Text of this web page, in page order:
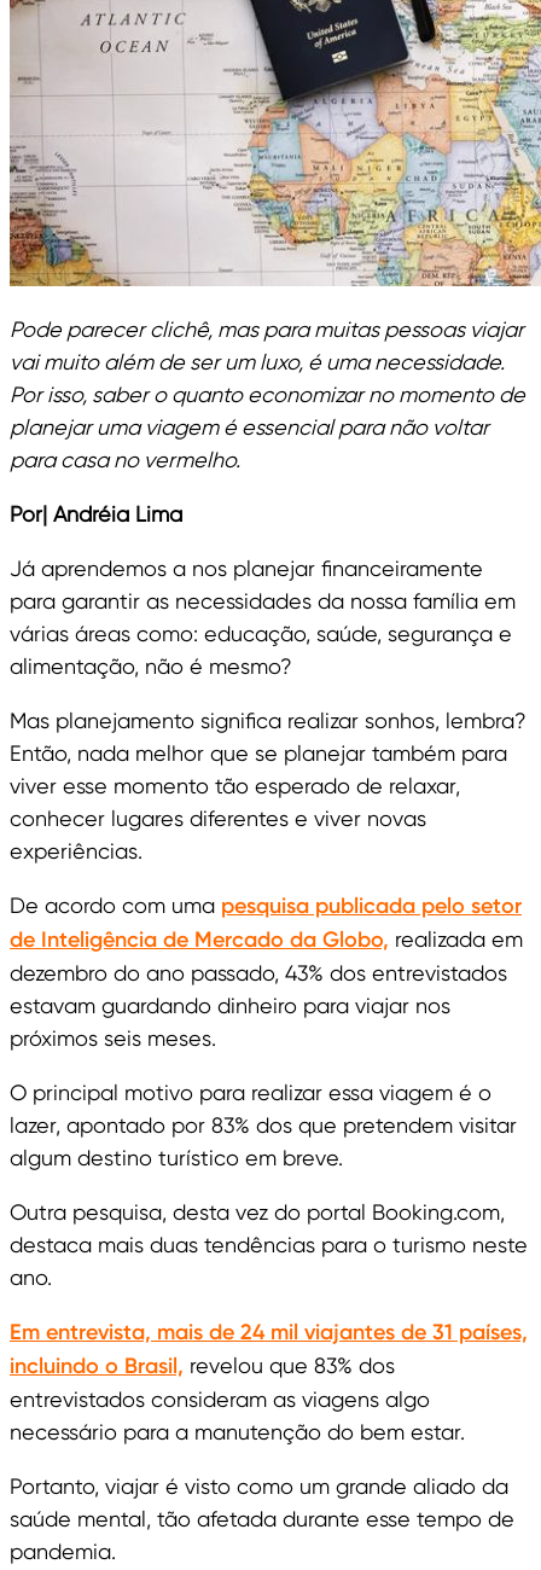
Pode parecer clichê, mas para muitas pessoas viajar
vai muito além de ser um luxo, é uma necessidade.
Por isso, saber o quanto economizar no momento de
planejar uma viagem é essencial para não voltar
para casa no vermelho.
Por| Andréia Lima
Já aprendemos a nos planejar financeiramente
para garantir as necessidades da nossa família em
várias áreas como: educação, saúde, segurança e
alimentação, não é mesmo?
Mas planejamento significa realizar sonhos, lembra?
Então, nada melhor que se planejar também para
viver esse momento tão esperado de relaxar,
conhecer lugares diferentes e viver novas
experiências.
De acordo com uma pesquisa publicada pelo setor
de Inteligência de Mercado da Globo, realizada em
dezembro do ano passado, 43% dos entrevistados
estavam guardando dinheiro para viajar nos
próximos seis meses.
O principal motivo para realizar essa viagem é o
lazer, apontado por 83% dos que pretendem visitar
algum destino turístico em breve.
Outra pesquisa, desta vez do portal Booking.com,
destaca mais duas tendências para o turismo neste
ano.
Em entrevista, mais de 24 mil viajantes de 31 países,
incluindo o Brasil, revelou que 83% dos
entrevistados consideram as viagens algo
necessário para a manutenção do bem estar.
Portanto, viajar é visto como um grande aliado da
saúde mental, tão afetada durante esse tempo de
pandemia.